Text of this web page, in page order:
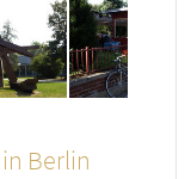
Berlin